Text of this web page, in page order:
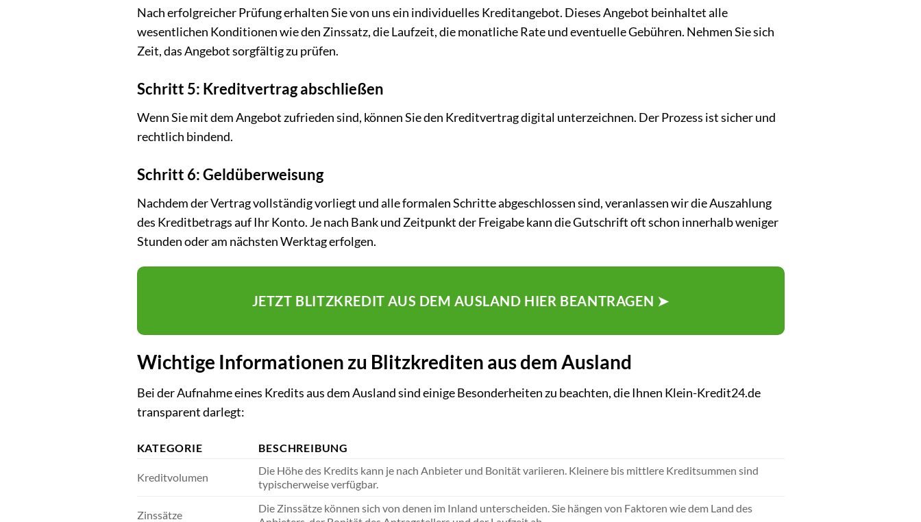
Nach erfolgreicher Prüfung erhalten Sie von uns ein individuelles Kreditangebot. Dieses Angebot beinhaltet alle
wesentlichen Konditionen wie den Zinssatz, die Laufzeit, die monatliche Rate und eventuelle Gebühren. Nehmen Sie sich
Zeit, das Angebot sorgfältig zu prüfen.
Schritt 5: Kreditvertrag abschließen
Wenn Sie mit dem Angebot zufrieden sind, können Sie den Kreditvertrag digital unterzeichnen. Der Prozess ist sicher und
rechtlich bindend.
Schritt 6: Geldüberweisung
Nachdem der Vertrag vollständig vorliegt und alle formalen Schritte abgeschlossen sind, veranlassen wir die Auszahlung
des Kreditbetrags auf Ihr Konto. Je nach Bank und Zeitpunkt der Freigabe kann die Gutschrift oft schon innerhalb weniger
Stunden oder am nächsten Werktag erfolgen.
JETZT BLITZKREDIT AUS DEM AUSLAND HIER BEANTRAGEN ➤
Wichtige Informationen zu Blitzkrediten aus dem Ausland
Bei der Aufnahme eines Kredits aus dem Ausland sind einige Besonderheiten zu beachten, die Ihnen Klein-Kredit24.de
transparent darlegt:
KATEGORIE BESCHREIBUNG
Kreditvolumen
Die Höhe des Kredits kann je nach Anbieter und Bonität variieren. Kleinere bis mittlere Kreditsummen sind
typischerweise verfügbar.
Zinssätze
Die Zinssätze können sich von denen im Inland unterscheiden. Sie hängen von Faktoren wie dem Land des